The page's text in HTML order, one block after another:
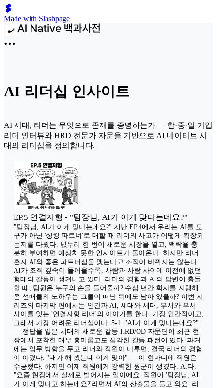
Made with Slashpage
AI 리더십 인사이트
AI 시대, 리더는 무엇으로 존재를 증명하는가 — 한·중·일 기업
리더 인터뷰와 HRD 전문가 자문을 기반으로 AI 네이티브 시
대의 리더십을 정의합니다.
EP.5 연결자형 - "팀장님, AI가 이게 맞다는데요?"
"팀장님, AI가 이게 맞다는데요?" 지난 EP.4에서 우리는 AI를 도
구가 아닌 '싱킹 파트너'로 대할 때 리더의 사고가 어떻게 확장되
는지를 다뤘다. 넋두리 한 번이 새로운 시장을 열고, 맥락을 충
분히 부여하면 예상치 못한 인사이트가 돌아온다. 하지만 리더
혼자 AI와 좋은 파트너십을 맺는다고 조직이 바뀌지는 않는다.
AI가 조직 깊숙이 들어올수록, 사람과 사람 사이에 이전에 없던
형태의 갈등이 생겨나고 있다. 리더의 경험과 AI의 답변이 충돌
할 때, 팀원은 누구의 손을 들어줄까? 수십 년간 회사를 지탱해
온 선배들의 노하우는 그들이 떠난 뒤에도 남아 있을까? 이번 시
리즈의 마지막 편에서는 인간과 AI, 세대와 세대, 부서와 부서
사이를 잇는 '연결자형 리더'의 이야기를 한다. 가장 인간적이고,
그래서 가장 어려운 리더십이다. 5-1. "AI가 이게 맞다는데요?"
— 정답을 잃은 시대의 새로운 갈등 HRD/OD 자문단이 최근 현
장에서 포착한 매우 흥미롭고도 심각한 갈등 패턴이 있다. 과거
에는 업무 방향을 두고 리더와 직원이 다투면, 결국 리더의 경험
이 이겼다. "내가 해 봤는데 이게 맞아" — 이 한마디에 직원은
수긍했다. 하지만 이제 직원에게 강력한 원군이 생겼다. AI다.
"요즘 현장에서 실제로 벌어지는 일이에요. 직원이 '팀장님, AI
가 이게 맞다고 하는데요?'라면서 AI의 산출물을 들고 와요. 리